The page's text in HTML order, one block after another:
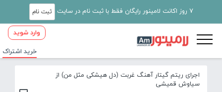
7 روز اکانت لامینور رایگان فقط با ثبت نام در سایت ثبت نام
وارد شوید
خرید اشتراک
اجرای ریتم گیتار آهنگ غربت (دل هیشکی مثل من) از
سیاوش قمیشی